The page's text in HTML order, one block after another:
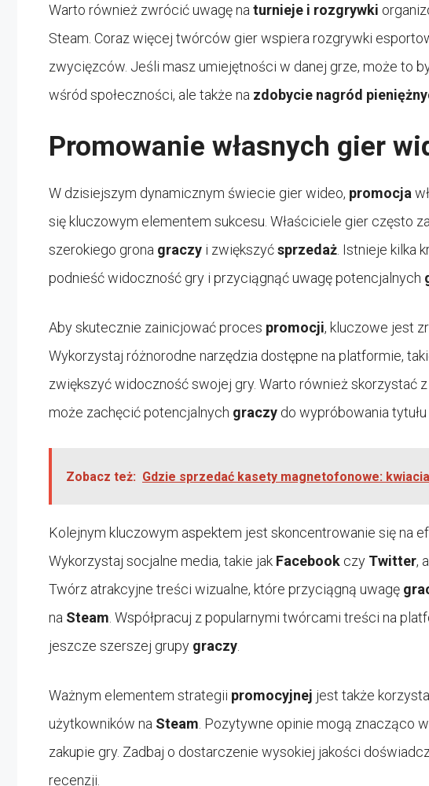
Warto również zwrócić uwagę na turnieje i rozgrywki
Steam. Coraz więcej twórców gier wspiera rozgrywki
zwycięzców. Jeśli masz umiejętności w danej grze, może to
wśród społeczności, ale także na zdobycie nagród
Promowanie własnych gier
W dzisiejszym dynamicznym świecie gier wideo, promocja
się kluczowym elementem sukcesu. Właściciele gier często
szerokiego grona graczy i zwiększyćsprzedaż . Istnieje kilka
podnieść widoczność gry i przyciągnąć uwagę potencjalnych
Aby skutecznie zainicjować proces promocji, kluczowe jest
Wykorzystaj różnorodne narzędzia dostępne na platformie,
zwiększyć widoczność swojej gry. Warto również skorzystać
może zachęcić potencjalnych graczy do wypróbowania
Zobacz też: Gdzie sprzedać kasety magnetofonowe:
Kolejnym kluczowym aspektem jest skoncentrowanie się na
Wykorzystaj socjalne media, takie jak Facebook czy Twitter,
Twórz atrakcyjne treści wizualne, które przyciągną uwagę
na Steam . Współpracuj z popularnymi twórcami treści na
jeszcze szerszej grupy graczy
Ważnym elementem strategii promocyjnej jest także
użytkowników na Steam . Pozytywne opinie mogą znacząco
zakupie gry. Zadbaj o dostarczenie wysokiej jakości
recenzji.